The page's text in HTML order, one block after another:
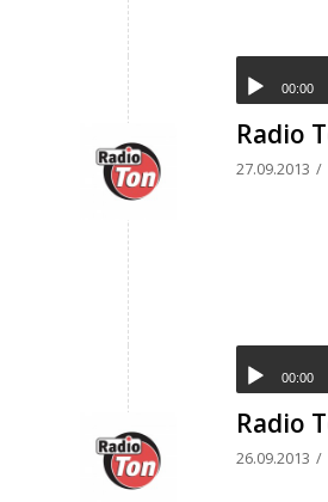
00:00
Radio
27.09.2013 /
00:00
Radio
26.09.2013 /